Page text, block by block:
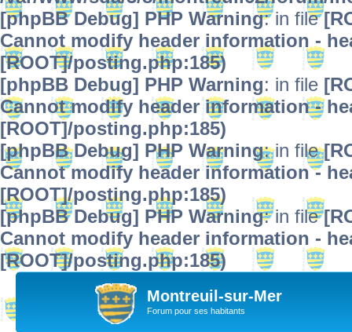
[phpBB Debug] PHP Warning: in file
Cannot modify header information -
[ROOT]/posting.php:185)
[phpBB Debug] PHP Warning: in file
Cannot modify header information -
[ROOT]/posting.php:185)
[phpBB Debug] PHP Warning: in file
Cannot modify header information -
[ROOT]/posting.php:185)
[phpBB Debug] PHP Warning: in file
Cannot modify header information -
[ROOT]/posting.php:185)
Montreuil-sur-Mer
Forum pour ses habitants